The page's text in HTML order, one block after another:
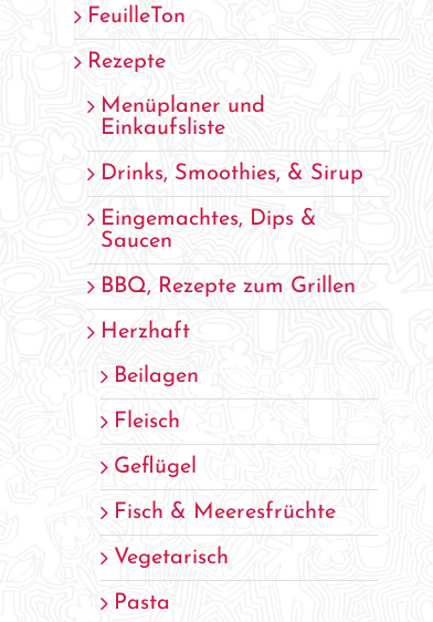
FeuilleTon
Rezepte
Menüplaner und
Einkaufsliste
Drinks, Smoothies, & Sirup
Eingemachtes, Dips &
Saucen
BBQ, Rezepte zum Grillen
Herzhaft
Beilagen
Fleisch
Geflügel
Fisch & Meeresfrüchte
Vegetarisch
Pasta